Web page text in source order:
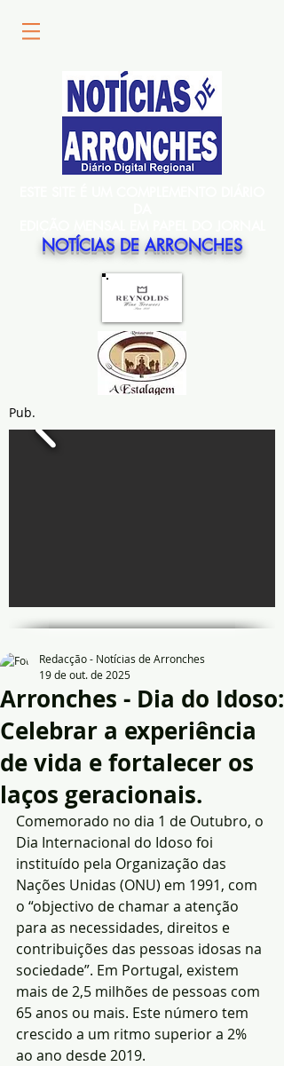
NOTÍCIAS DE ARRONCHES
Pub.
Arronches - Dia do Idoso:
Celebrar a experiência
de vida e fortalecer os
laços geracionais.
Redacção - Notícias de Arronches
19 de out. de 2025
Comemorado no dia 1 de Outubro, o
Dia Internacional do Idoso foi
instituído pela Organização das
Nações Unidas (ONU) em 1991, com
o “objectivo de chamar a atenção
para as necessidades, direitos e
contribuições das pessoas idosas na
sociedade”. Em Portugal, existem
mais de 2,5 milhões de pessoas com
65 anos ou mais. Este número tem
crescido a um ritmo superior a 2%
ao ano desde 2019.